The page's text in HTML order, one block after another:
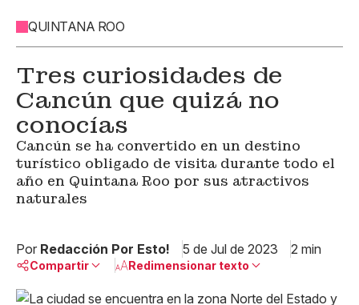
QUINTANA ROO
Tres curiosidades de
Cancún que quizá no
conocías
Cancún se ha convertido en un destino
turístico obligado de visita durante todo el
año en Quintana Roo por sus atractivos
naturales
Por Redacción Por Esto! 5 de Jul de 2023 2 min
Compartir Redimensionar texto